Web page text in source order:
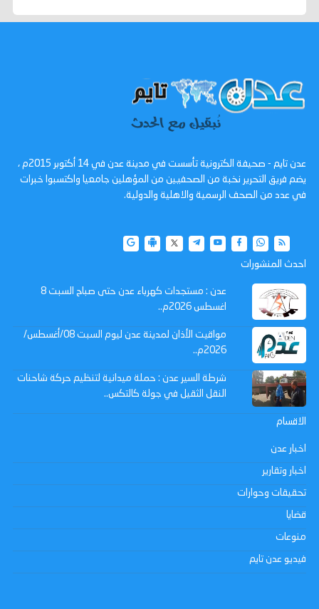
عدن تايم - صحيفة الكترونية تأسست في مدينة عدن في 14 أكتوبر 2015م ،
يضم فريق التحرير نخبة من الصحفيين من المؤهلين جامعيا واكتسبوا خبرات
في عدد من الصحف الرسمية والاهلية والدولية.
احدث المنشورات
عدن : مستجدات كهرباء عدن حتى صباح السبت 8
اغسطس 2026م..
مواقيت الأذان لمدينة عدن ليوم السبت 08/أغسطس/
2026م..
شرطة السير عدن : حملة ميدانية لتنظيم حركة شاحنات
النقل الثقيل في جولة كالتكس..
الاقسام
اخبار عدن
اخبار وتقارير
تحقيقات وحوارات
قضايا
منوعات
فيديو عدن تايم